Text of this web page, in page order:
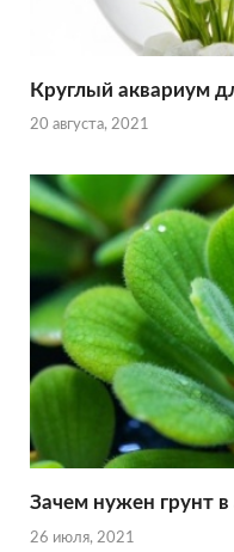
Круглый аквариум
20 августа, 2021
Зачем нужен грунт
26 июля, 2021